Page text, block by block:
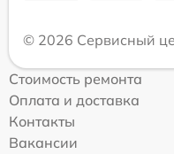
© 2026 Сервисный
Стоимость ремонта
Оплата и доставка
Контакты
Вакансии